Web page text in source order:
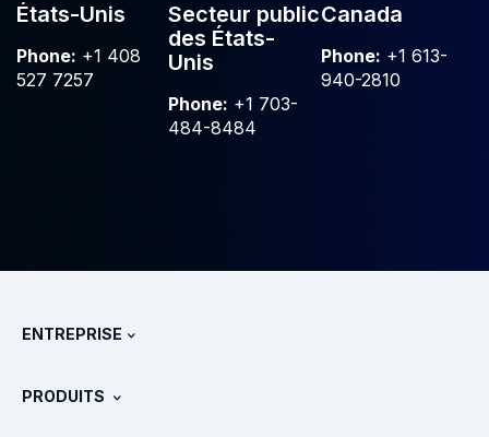
États-Unis
Phone: +1 408
527 7257
Secteur public
des États-
Unis
Phone: +1 703-
484-8484
Canada
Phone: +1 613-
940-2810
ENTREPRISE
PRODUITS